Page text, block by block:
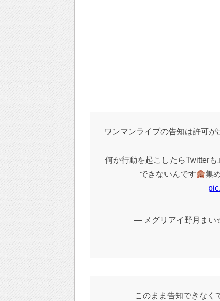
ワンマンライブの告知は許可
何か行動を起こしたらTwitter
できないんです
集
— メグリアイ野月まい
このまま告知できな